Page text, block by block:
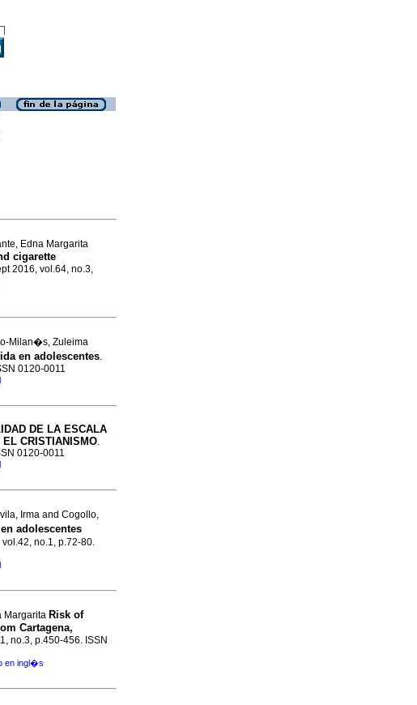
Edna Margarita
cigarette
2016, vol.64, no.3,
Milan�s, Zuleima
en adolescentes.
0120-0011
DE LA ESCALA
EL CRISTIANISMO.
0120-0011
Irma and Cogollo,
adolescentes
vol.42, no.1, p.72-80.
Margarita Risk of
Cartagena,
no.3, p.450-456. ISSN
en ingl�s